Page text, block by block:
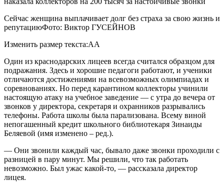
Сейчас женщина выплачивает долг без страха за свою жизнь и
репутациюФото: Виктор ГУСЕЙНОВ
Изменить размер текста:AA
Один из краснодарских лицеев всегда считался образцом для
подражания. Здесь и хорошие педагоги работают, и ученики
отличаются достижениями на всевозможных олимпиадах и
соревнованиях. Но перед карантином коллекторы учинили
настоящую атаку на учебное заведение — с утра до вечера от
звонков у директора, секретаря и охранников разрывались
телефоны. Работа школы была парализована. Всему виной
непогашенный кредит школьного библиотекаря Зинаиды
Беляевой (имя изменено – ред.).
— Они звонили каждый час, бывало даже звонки проходили с
разницей в пару минут. Мы решили, что так работать
невозможно. Был ужас какой-то, — рассказала директор
лицея.